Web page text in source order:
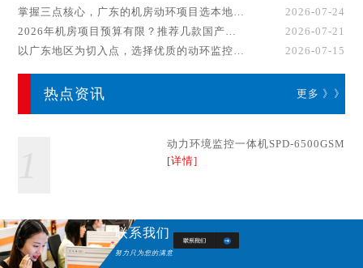
掌握三点核心，广东的机房动环项目选本地厂家事半功倍！
2026-07-24
2026年机房项目预算有限？推荐几款国产动环监控系统品牌
2026-07-21
以广东地区为切入点，选择优质的动环监控系统厂家
2026-07-15
热点资讯 更多 》》
动力环境监控一体机SPD-6500GSM
[详情]
联系我们
努力只为您的满意